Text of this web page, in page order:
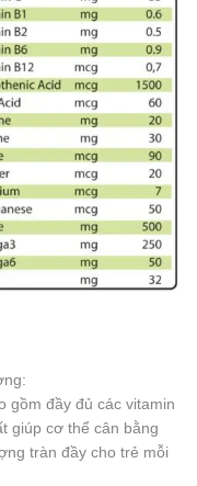
gồm đầy đủ các vitamin
giúp cơ thể cân bằng
tràn đầy cho trẻ mỗi